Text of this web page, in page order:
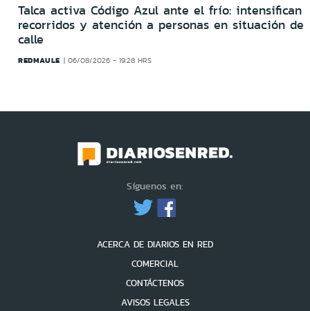
Talca activa Código Azul ante el frío: intensifican
recorridos y atención a personas en situación de
calle
REDMAULE 06/08/2026 - 19:28 HRS
Síguenos en:
ACERCA DE DIARIOS EN RED
COMERCIAL
CONTÁCTENOS
AVISOS LEGALES